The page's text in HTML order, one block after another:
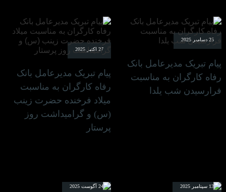
25 دسامبر 2025
پیام تبریک مدیرعامل بانک
رفاه کارگران به مناسبت
فرارسیدن شب یلدا
27 اکتبر 2025
پیام تبریک مدیرعامل بانک
رفاه کارگران به مناسبت
میلاد فرخنده حضرت زینب
(س) و گرامیداشت روز
پرستار
13 سپتامبر 2025 24 آگوست 2025